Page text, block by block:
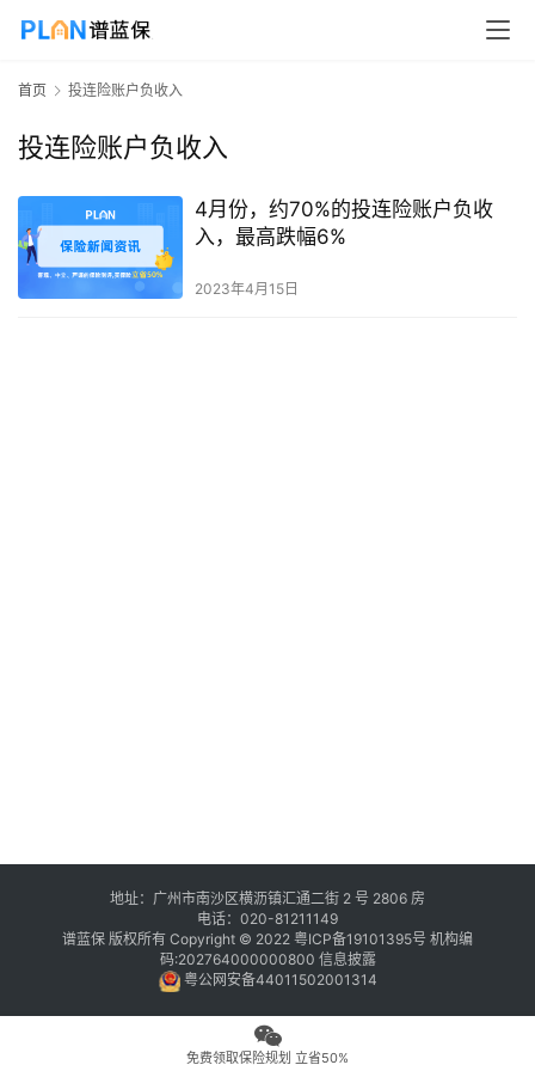
首页 投连险账户负收入
投连险账户负收入
4月份，约70%的投连险账户负收
入，最高跌幅6%
2023年4月15日
地址：广州市南沙区横沥镇汇通二街 2 号 2806 房
电话：020-81211149
谱蓝保 版权所有 Copyright © 2022 粤ICP备19101395号 机构编
码:202764000000800 信息披露
粤公网安备44011502001314
免费领取保险规划 立省50%